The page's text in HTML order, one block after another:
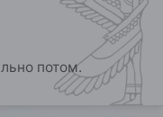
потом.